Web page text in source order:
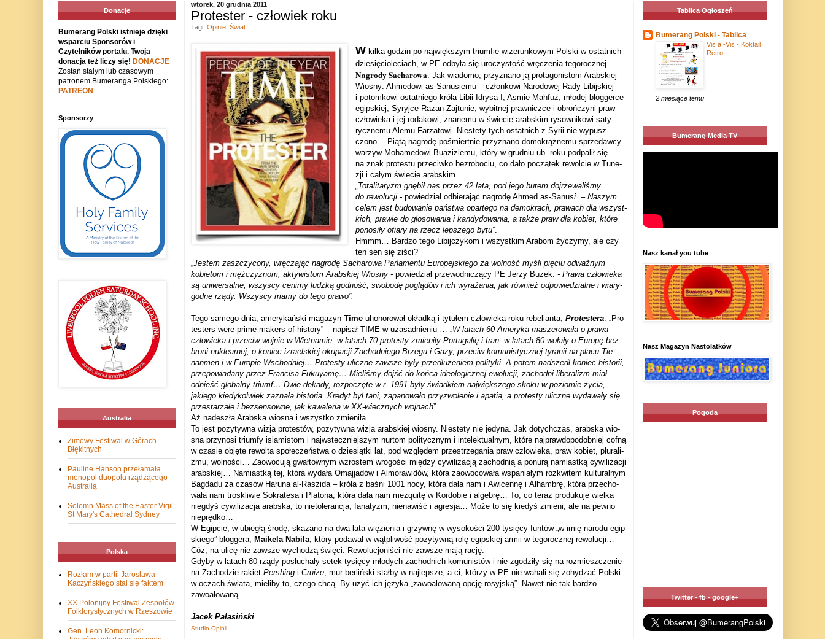
wtorek, 20 grudnia 2011
Protester - człowiek roku
Wkilka godzin po naj­więk­szym trium­fie wize­run­ko­wym Pol­ski w ostat­nich
dzie­się­cio­le­ciach, w PE odbyła się uro­czy­stość wrę­cze­nia tego­rocz­nej
Nagrody Sacha­rowa. Jak wia­domo, przy­znano ją pro­ta­go­ni­stom Arab­skiej
Wio­sny: Ahme­dowi as-Sanusiemu – człon­kowi Naro­do­wej Rady Libij­skiej
i potom­kowi ostat­niego króla Libii Idrysa I, Asmie Mah­fuz, mło­dej blog­gerce
egip­skiej, Syryjce Razan Zaj­tu­nie, wybit­nej praw­niczce i obroń­czyni praw
czło­wieka i jej roda­kowi, zna­nemu w świe­cie arab­skim rysow­ni­kowi saty­
rycz­nemu Alemu Farza­towi. Nie­stety tych ostat­nich z Syrii nie wypusz­
czono… Piątą nagrodę pośmiert­nie przy­znano domo­krąż­nemu sprze­dawcy
warzyw Moha­me­dowi Buazi­ziemu, który w grud­niu ub. roku pod­pa­lił się
na znak pro­te­stu prze­ciwko bez­ro­bo­ciu, co dało począ­tek rewol­cie w Tune­
zji i całym świe­cie arabskim.
„Tota­li­ta­ryzm gnę­bił nas przez 42 lata, pod jego butem doj­rze­wa­li­śmy
do rewo­lu­cji -powie­dział odbie­ra­jąc nagrodę Ahmed as-Sanusi. – Naszym
celem jest budo­wa­nie pań­stwa opar­tego na demo­kra­cji, pra­wach dla wszyst­
kich, pra­wie do gło­so­wa­nia i kan­dy­do­wa­nia, a także praw dla kobiet, które
pono­siły ofiary na rzecz lep­szego bytu”.
Hmmm… Bar­dzo tego Libij­czy­kom i wszyst­kim Ara­bom życzymy, ale czy
ten sen się ziści?
„Jestem zaszczy­cony, wrę­cza­jąc nagrodę Sacha­rowa Par­la­mentu Euro­pej­skiego za wol­ność myśli pię­ciu odważ­nym
kobie­tom i męż­czy­znom, akty­wi­stom Arab­skiej Wio­sny -powie­dział prze­wod­ni­czący PE Jerzy Buzek. - Prawa czło­wieka
są uni­wer­salne, wszy­scy cenimy ludzką god­ność, swo­bodę poglą­dów i ich wyra­ża­nia, jak rów­nież odpo­wie­dzialne i wia­ry­
godne rządy. Wszy­scy mamy do tego prawo”.
Tego samego dnia, ame­ry­kań­ski maga­zyn Timeuho­no­ro­wał okładką i tytu­łem czło­wieka roku rebe­lianta, Pro­te­stera. „Pro­
te­sters were prime makers of history” – napi­sał TIME w uza­sad­nie­niu … „W latach 60 Ame­ryka masze­ro­wała o prawa
czło­wieka i prze­ciw woj­nie w Wiet­na­mie, w latach 70 pro­te­sty zmie­niły Por­tu­ga­lię i Iran, w latach 80 wołały o Europę bez
broni nukle­ar­nej, o koniec izra­el­skiej oku­pa­cji Zachod­niego Brzegu i Gazy, prze­ciw komu­ni­stycz­nej tyra­nii na placu Tie­
nan­men i w Euro­pie Wschod­niej… Pro­te­sty uliczne zawsze były prze­dłu­że­niem poli­tyki. A potem nad­szedł koniec histo­rii,
prze­po­wia­dany przez Fran­cisa Fukuy­amę… Mie­li­śmy dojść do końca ide­olo­gicz­nej ewo­lu­cji, zachodni libe­ra­lizm miał
odnieść glo­balny triumf… Dwie dekady, roz­po­częte w r. 1991 były świad­kiem naj­więk­szego skoku w pozio­mie życia,
jakiego kie­dy­kol­wiek zaznała histo­ria. Kre­dyt był tani, zapa­no­wało przy­zwo­le­nie i apa­tia, a pro­te­sty uliczne wyda­wały się
prze­sta­rzałe i bez­sen­sowne, jak kawa­le­ria w XX-wiecznych woj­nach”.
Aż nade­szła Arab­ska wio­sna i wszystko zmieniła.
To jest pozy­tywna wizja pro­te­stów, pozy­tywna wizja arab­skiej wio­sny. Nie­stety nie jedyna. Jak dotych­czas, arab­ska wio­
sna przy­nosi triumfy isla­mi­stom i naj­wstecz­niej­szym nur­tom poli­tycz­nym i inte­lek­tu­al­nym, które naj­praw­do­po­dob­niej cofną
w cza­sie objęte rewoltą spo­łe­czeń­stwa o dzie­siątki lat, pod wzglę­dem prze­strze­ga­nia praw czło­wieka, praw kobiet, plu­ra­li­
zmu, wol­no­ści… Zaowo­cują gwał­tow­nym wzro­stem wro­go­ści mię­dzy cywi­li­za­cją zachod­nią a ponurą namiastką cywi­li­za­cji
arab­skiej… Namiastką tej, która wydała Omaj­ja­dów i Almo­ra­wi­dów, która zaowo­co­wała wspa­nia­łym roz­kwi­tem kul­tu­ral­nym
Bag­dadu za cza­sów Haruna al-Raszida – króla z baśni 1001 nocy, która dała nam i Awi­cennę i Alham­brę, która prze­cho­
wała nam tro­skli­wie Sokra­tesa i Pla­tona, która dała nam mezqu­itę w Kor­do­bie i alge­brę… To, co teraz pro­du­kuje wielka
nie­gdyś cywi­li­za­cja arab­ska, to nie­to­le­ran­cja, fana­tyzm, nie­na­wiść i agre­sja… Może to się kie­dyś zmieni, ale na pewno
nieprędko…
W Egip­cie, w ubie­głą środę, ska­zano na dwa lata wię­zie­nia i grzywnę w wyso­ko­ści 200 tysięcy fun­tów „w imię narodu egip­
skiego” blog­gera, Maikela Nabila, który poda­wał w wąt­pli­wość pozy­tywną rolę egip­skiej armii w tego­rocz­nej rewo­lu­cji…
Cóż, na ulicę nie zawsze wycho­dzą święci. Rewo­lu­cjo­ni­ści nie zawsze mają rację.
Gdyby w latach 80 rządy posłu­chały setek tysięcy mło­dych zachod­nich komu­ni­stów i nie zgo­dziły się na roz­miesz­cze­nie
na Zacho­dzie rakiet Per­shingi Cru­ize, mur ber­liń­ski stałby w naj­lep­sze, a ci, któ­rzy w PE nie wahali się zohy­dzać Pol­ski
w oczach świata, mie­liby to, czego chcą. By użyć ich języka „zawo­alo­waną opcję rosyj­ską”. Nawet nie tak bar­dzo
zawoalowaną…
Jacek Pałasiński
Studio Opinii
Tagi: Opinie, Świat
Donacje
Bumerang Polski istnieje dzięki
wsparciu Sponsorów i
Czytelników portalu. Twoja
donacja też liczy się! DONACJE
Zostań stałym lub czasowym
patronem Bumeranga Polskiego:
PATREON
Sponsorzy
Australia
Zimowy Festiwal w Górach
Błękitnych
Pauline Hanson przełamała
monopol duopolu rządzącego
Australią
Solemn Mass of the Easter Vigil
St Mary's Cathedral Sydney
Polska
Rozłam w partii Jarosława
Kaczyńskiego stał się faktem
XX Polonijny Festiwal Zespołów
Folklorystycznych w Rzeszowie
Gen. Leon Komornicki:
Tablica Ogłoszeń
Bumerang Polski - Tablica
Vis a -Vis - Koktail
Retro -
2 miesiące temu
Bumerang Media TV
Nasz kanał you tube
Nasz Magazyn Nastolatków
Pogoda
Twitter - fb - google+